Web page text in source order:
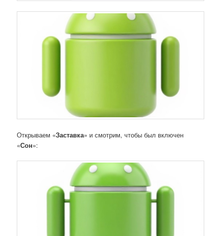
Открываем «Заставка» и смотрим, чтобы был включен
«Сон»: